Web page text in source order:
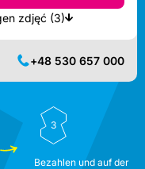
Nächste verfügbare Drucker anzeigen zdjęć (3)
+48 530 657 000
3
Bezahlen und auf der